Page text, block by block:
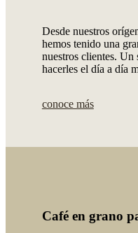
Desde nuestros
hemos tenido una
nuestros clientes.
hacerles el día a día
conoce más
Café en grano